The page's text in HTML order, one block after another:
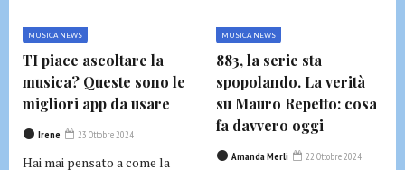
MUSICA NEWS
TI piace ascoltare la
musica? Queste sono le
migliori app da usare
Irene 23 Ottobre 2024
Hai mai pensato a come la
MUSICA NEWS
883, la serie sta
spopolando. La verità
su Mauro Repetto: cosa
fa davvero oggi
Amanda Merli 22 Ottobre 2024